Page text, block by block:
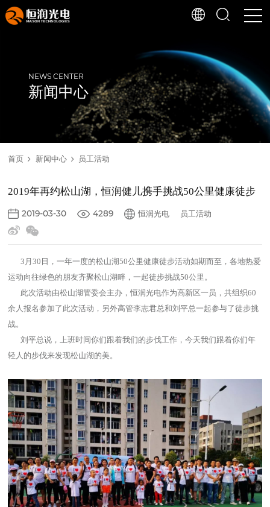
NEWS CENTER
新闻中心
首页 新闻中心 员工活动
2019年再约松山湖，恒润健儿携手挑战50公里健康徒步
2019-03-30 4289 恒润光电 员工活动
3月30日，一年一度的松山湖50公里健康徒步活动如期而至，各地热爱
运动向往绿色的朋友齐聚松山湖畔，一起徒步挑战50公里。
此次活动由松山湖管委会主办，恒润光电作为高新区一员，共组织60
余人报名参加了此次活动，另外高管李志君总和刘平总一起参与了徒步挑
战。
刘平总说，上班时间你们跟着我们的步伐工作，今天我们跟着你们年
轻人的步伐来发现松山湖的美。